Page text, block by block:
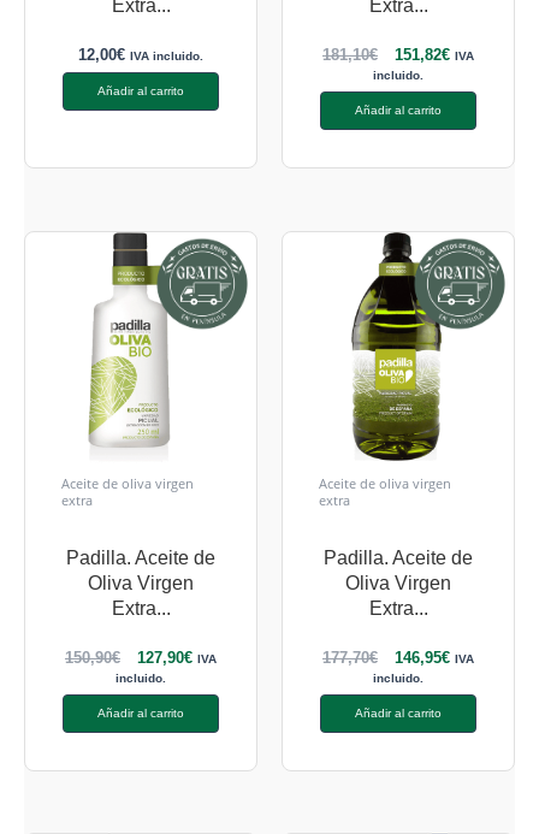
Extra...
12,00€ IVA incluido.
Añadir al carrito
Extra...
181,10€ 151,82€ IVA
incluido.
Añadir al carrito
Aceite de oliva virgen
extra
Padilla. Aceite de
Oliva Virgen
Extra...
150,90€ 127,90€ IVA
incluido.
Añadir al carrito
Aceite de oliva virgen
extra
Padilla. Aceite de
Oliva Virgen
Extra...
177,70€ 146,95€ IVA
incluido.
Añadir al carrito